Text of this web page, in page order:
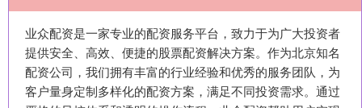
业众配资是一家专业的配资服务平台，致力于为广大投资者
提供安全、高效、便捷的股票配资解决方案。作为北京知名
配资公司，我们拥有丰富的行业经验和优秀的服务团队，为
客户量身定制多样化的配资方案，满足不同投资需求。通过